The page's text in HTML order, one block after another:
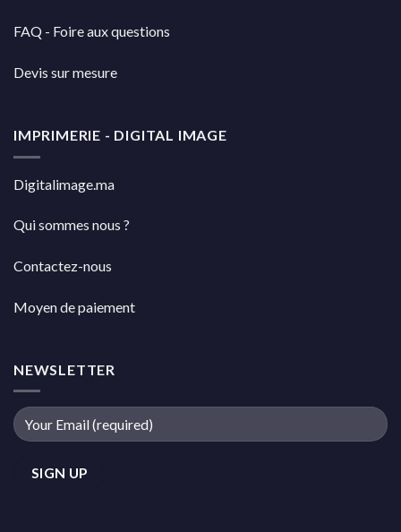
FAQ - Foire aux questions
Devis sur mesure
IMPRIMERIE - DIGITAL IMAGE
Digitalimage.ma
Qui sommes nous ?
Contactez-nous
Moyen de paiement
NEWSLETTER